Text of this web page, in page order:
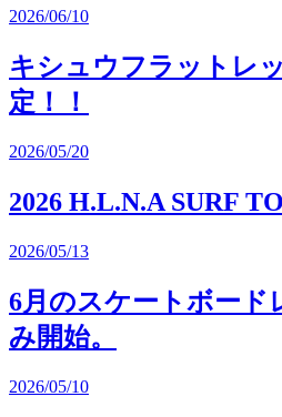
2026/06/10
キシュウフラットレ
定！！
2026/05/20
2026 H.L.N.A SURF
2026/05/13
6月のスケートボード
み開始。
2026/05/10